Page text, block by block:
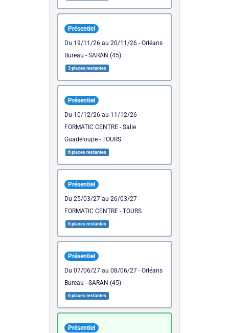
Présentiel
du 19/11/26 au 20/11/26 - Orléans
Bureau - SARAN (45)
3 places restantes
Présentiel
du 10/12/26 au 11/12/26 -
FORMATIC CENTRE - Salle
Guadeloupe - TOURS
6 places restantes
Présentiel
du 25/03/27 au 26/03/27 -
FORMATIC CENTRE - TOURS
6 places restantes
Présentiel
du 07/06/27 au 08/06/27 - Orléans
Bureau - SARAN (45)
6 places restantes
Présentiel